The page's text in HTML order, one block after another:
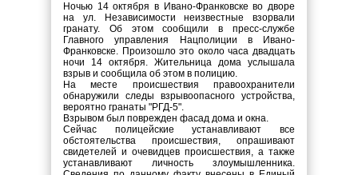
Ночью 14 октября в Ивано-Франковске во дворе
на ул. Независимости неизвестные взорвали
гранату. Об этом сообщили в пресс-службе
Главного управления Нацполиции в Ивано-
Франковске. Произошло это около часа двадцать
ночи 14 октября. Жительница дома услышала
взрыв и сообщила об этом в полицию.
На месте происшествия правоохранители
обнаружили следы взрывоопасного устройства,
вероятно гранаты "РГД-5".
Взрывом был поврежден фасад дома и окна.
Сейчас полицейские устанавливают все
обстоятельства происшествия, опрашивают
свидетелей и очевидцев происшествия, а также
устанавливают личность злоумышленника.